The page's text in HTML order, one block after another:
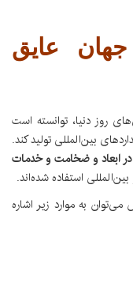
عایق
روز دنیا، توانسته است
بین‌المللی تولید کند.
در ابعاد و ضخامت و خدمات
استفاده شده‌اند.
به موارد زیر اشاره